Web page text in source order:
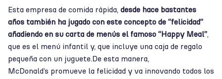
Esta empresa de comida rápida, desde hace bastantes
años también ha jugado con este concepto de “felicidad”
añadiendo en su carta de menús el famoso “Happy Meal”,
que es el menú infantil y, que incluye una caja de regalo
pequeña con un juguete.De esta manera,
McDonald’s promueve la felicidad y va innovando todos los